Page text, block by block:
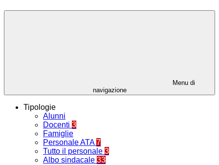
Menu di
navigazione
Tipologie
Alunni
Docenti 3
Famiglie
Personale ATA7
Tutto il personale 3
Albo sindacale 33